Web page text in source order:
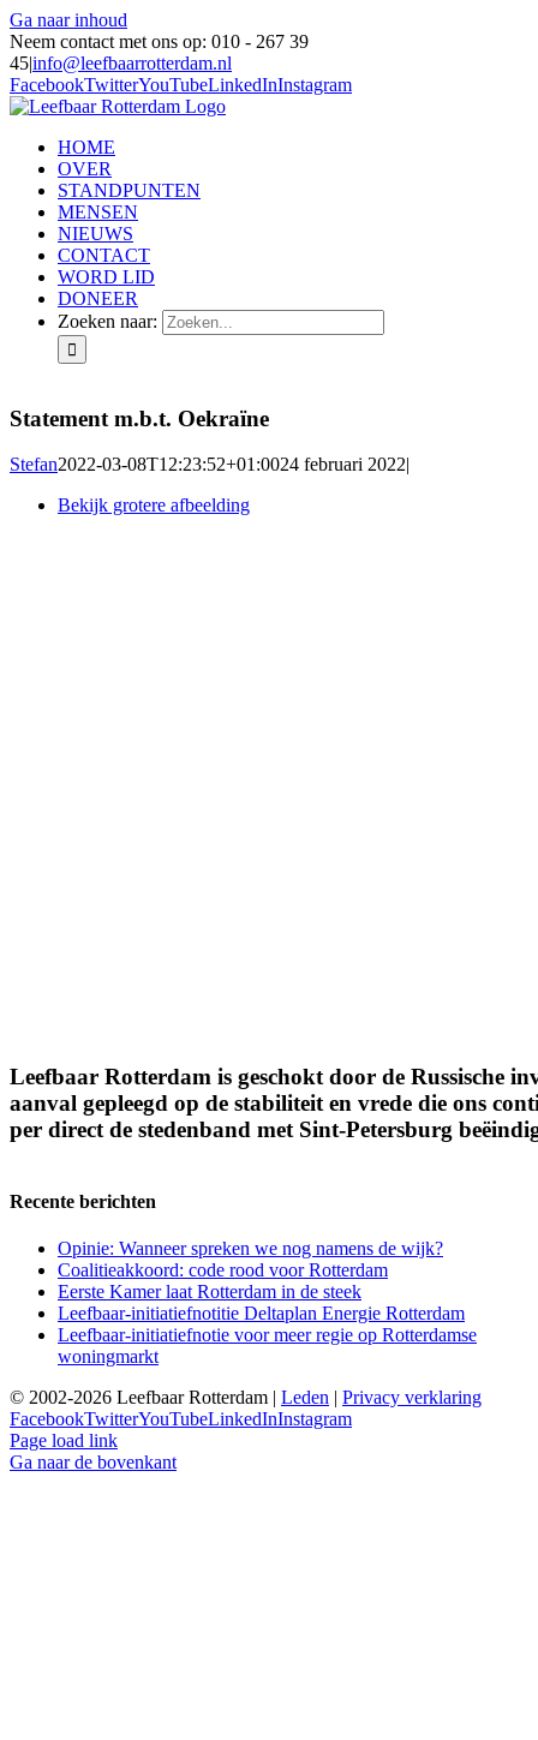
Ga naar inhoud
Neem contact met ons op: 010 - 267 39
45|info@leefbaarrotterdam.nl
FacebookTwitterYouTubeLinkedInInstagram
HOME
OVER
STANDPUNTEN
MENSEN
NIEUWS
CONTACT
WORD LID
DONEER
Zoeken naar:
Statement m.b.t. Oekraïne
Stefan2022-03-08T12:23:52+01:0024 februari 2022|
Bekijk grotere afbeelding
Leefbaar Rotterdam is geschokt door de Russische
aanval gepleegd op de stabiliteit en vrede die ons
per direct de stedenband met Sint-Petersburg
Recente berichten
Opinie: Wanneer spreken we nog namens de wijk?
Coalitieakkoord: code rood voor Rotterdam
Eerste Kamer laat Rotterdam in de steek
Leefbaar-initiatiefnotitie Deltaplan Energie Rotterdam
Leefbaar-initiatiefnotie voor meer regie op Rotterdamse
woningmarkt
© 2002-2026 Leefbaar Rotterdam | Leden | Privacy verklaring
FacebookTwitterYouTubeLinkedInInstagram
Page load link
Ga naar de bovenkant